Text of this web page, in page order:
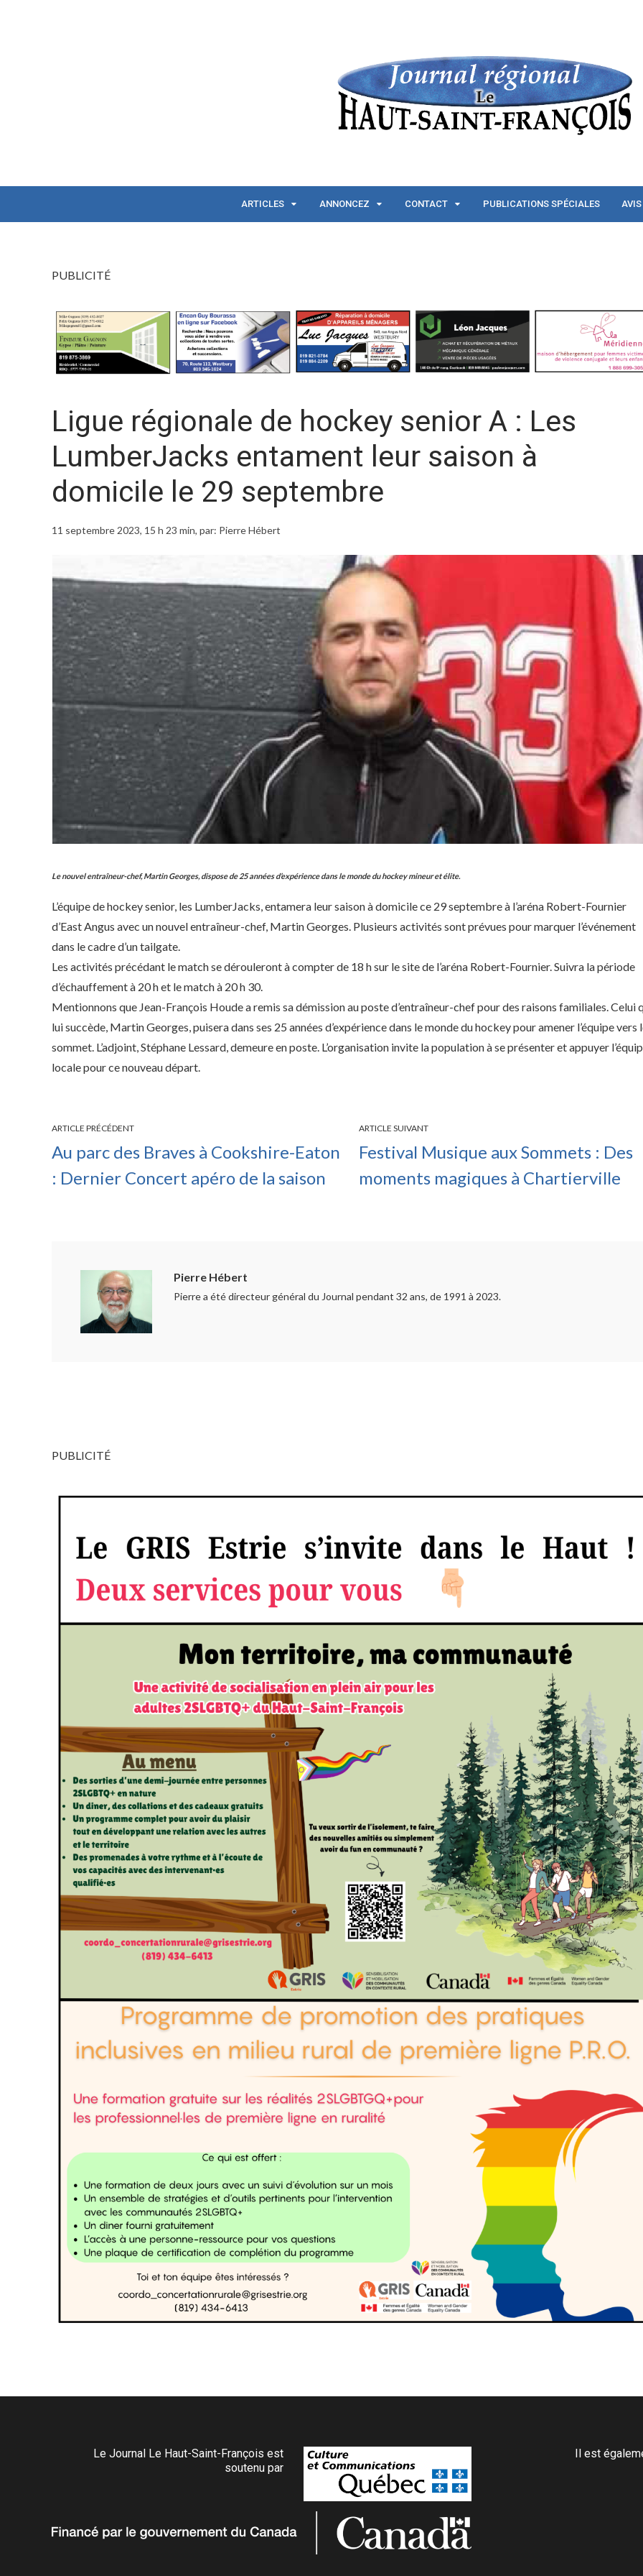
ARTICLES ANNONCEZ CONTACT PUBLICATIONS SPÉCIALES
PUBLICITÉ
Ligue régionale de hockey senior A : Les
LumberJacks entament leur saison à
domicile le 29 septembre
11 septembre 2023, 15 h 23 min, par: Pierre Hébert
Le nouvel entraîneur-chef, Martin Georges, dispose de 25 années d’expérience dans le monde du hockey mineur et élite.
L’équipe de hockey senior, les LumberJacks, entamera leur saison à domicile ce 29 septembre à l’aréna Robert-Fournier
d’East Angus avec un nouvel entraîneur-chef, Martin Georges. Plusieurs activités sont prévues pour marquer l’événement
dans le cadre d’un tailgate.
Les activités précédant le match se dérouleront à compter de 18 h sur le site de l’aréna Robert-Fournier. Suivra la période
d’échauffement à 20 h et le match à 20 h 30.
Mentionnons que Jean-François Houde a remis sa démission au poste d’entraîneur-chef pour des raisons familiales. Celui
lui succède, Martin Georges, puisera dans ses 25 années d’expérience dans le monde du hockey pour amener l’équipe vers
sommet. L’adjoint, Stéphane Lessard, demeure en poste. L’organisation invite la population à se présenter et appuyer
locale pour ce nouveau départ.
ARTICLE PRÉCÉDENT
Au parc des Braves à Cookshire-Eaton
: Dernier Concert apéro de la saison
ARTICLE SUIVANT
Festival Musique aux Sommets : Des
moments magiques à Chartierville
Pierre Hébert
Pierre a été directeur général du Journal pendant 32 ans, de 1991 à 2023.
PUBLICITÉ
Le Journal Le Haut-Saint-François est
soutenu par
Il est